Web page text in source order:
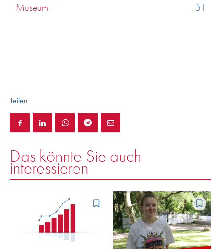
Museum
51
Teilen
Das könnte Sie auch
interessieren